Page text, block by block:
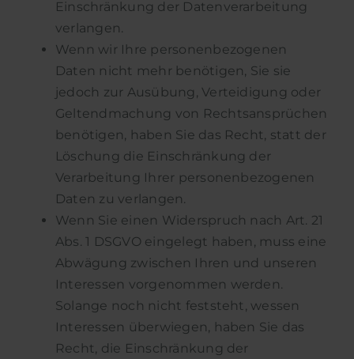
Einschränkung der Datenverarbeitung
verlangen.
Wenn wir Ihre personenbezogenen
Daten nicht mehr benötigen, Sie sie
jedoch zur Ausübung, Verteidigung oder
Geltendmachung von Rechtsansprüchen
benötigen, haben Sie das Recht, statt der
Löschung die Einschränkung der
Verarbeitung Ihrer personenbezogenen
Daten zu verlangen.
Wenn Sie einen Widerspruch nach Art. 21
Abs. 1 DSGVO eingelegt haben, muss eine
Abwägung zwischen Ihren und unseren
Interessen vorgenommen werden.
Solange noch nicht feststeht, wessen
Interessen überwiegen, haben Sie das
Recht, die Einschränkung der